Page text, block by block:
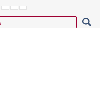
KISEBB
BETŰTÍPUS
ALAPÉRTELMEZETT
BETŰMÉRET
NAGYOBB
BETŰMÉRET